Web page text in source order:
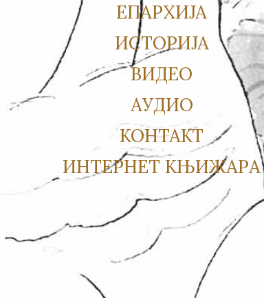
ЕПАРХИЈА
ИСТОРИЈА
ВИДЕО
АУДИО
КОНТАКТ
ИНТЕРНЕТ КЊИЖАРА